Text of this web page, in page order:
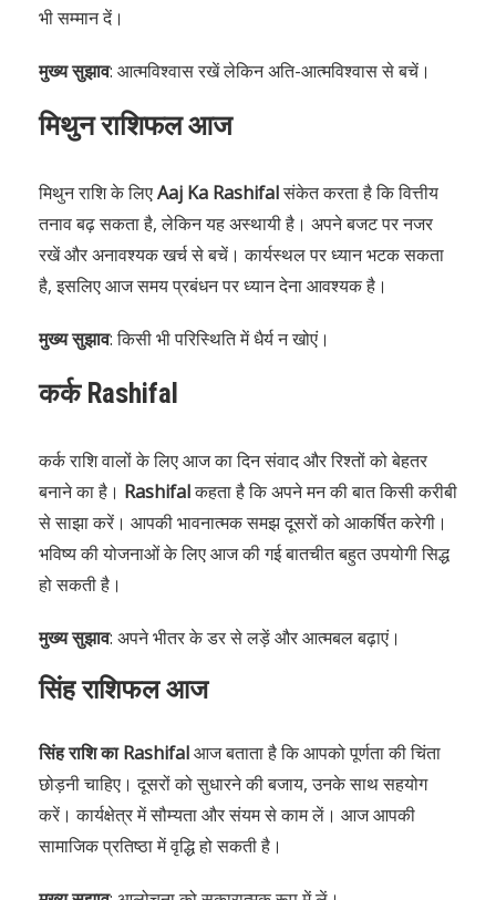
भी सम्मान दें।
मुख्य सुझाव: आत्मविश्वास रखें लेकिन अति-आत्मविश्वास से बचें।
मिथुन राशिफल आज
मिथुन राशि के लिएAaj Ka Rashifalसंकेत करता है कि वित्तीय
तनाव बढ़ सकता है, लेकिन यह अस्थायी है। अपने बजट पर नजर
रखें और अनावश्यक खर्च से बचें। कार्यस्थल पर ध्यान भटक सकता
है, इसलिए आज समय प्रबंधन पर ध्यान देना आवश्यक है।
मुख्य सुझाव: किसी भी परिस्थिति में धैर्य न खोएं।
कर्क Rashifal
कर्क राशि वालों के लिए आज का दिन संवाद और रिश्तों को बेहतर
बनाने का है। Rashifalकहता है कि अपने मन की बात किसी करीबी
से साझा करें। आपकी भावनात्मक समझ दूसरों को आकर्षित करेगी।
भविष्य की योजनाओं के लिए आज की गई बातचीत बहुत उपयोगी सिद्ध
हो सकती है।
मुख्य सुझाव: अपने भीतर के डर से लड़ें और आत्मबल बढ़ाएं।
सिंह राशिफल आज
सिंह राशि का Rashifalआज बताता है कि आपको पूर्णता की चिंता
छोड़नी चाहिए। दूसरों को सुधारने की बजाय, उनके साथ सहयोग
करें। कार्यक्षेत्र में सौम्यता और संयम से काम लें। आज आपकी
सामाजिक प्रतिष्ठा में वृद्धि हो सकती है।